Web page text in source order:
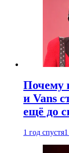
Почему
и Vans
ещё до
1 год спустя